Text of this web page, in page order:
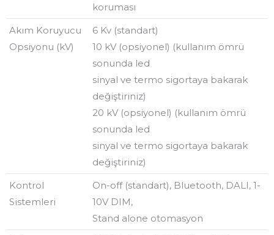
koruması
Akım Koruyucu
Opsiyonu (kV)
6 Kv (standart)
10 kV (opsiyonel) (kullanım ömrü
sonunda led
sinyal ve termo sigortaya bakarak
değiştiriniz)
20 kV (opsiyonel) (kullanım ömrü
sonunda led
sinyal ve termo sigortaya bakarak
değiştiriniz)
Kontrol
Sistemleri
On-off (standart), Bluetooth, DALI, 1-
10V DIM,
Stand alone otomasyon